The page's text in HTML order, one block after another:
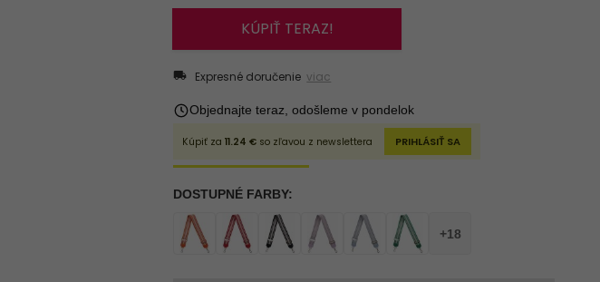
KÚPIŤ TERAZ!
Expresné doručenie viac